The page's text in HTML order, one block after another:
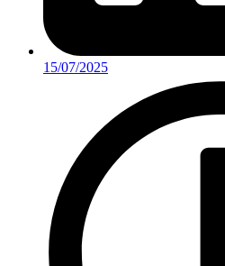
15/07/2025